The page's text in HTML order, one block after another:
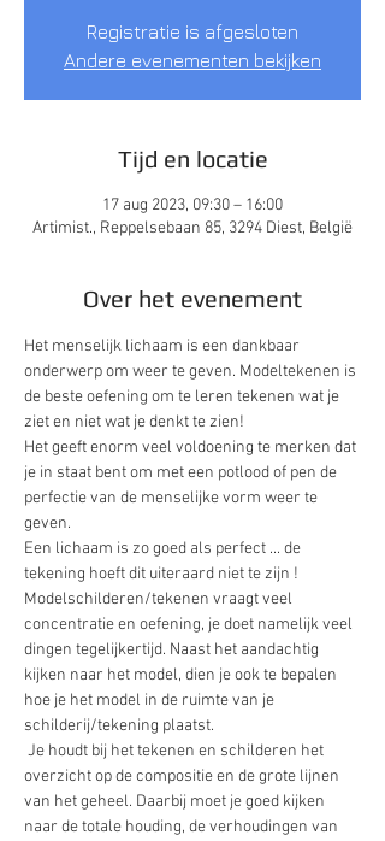
Registratie is afgesloten
Andere evenementen bekijken
Tijd en locatie
17 aug 2023, 09:30 – 16:00
Artimist., Reppelsebaan 85, 3294 Diest, België
Over het evenement
Het menselijk lichaam is een dankbaar
onderwerp om weer te geven. Modeltekenen is
de beste oefening om te leren tekenen wat je
ziet en niet wat je denkt te zien!
Het geeft enorm veel voldoening te merken dat
je in staat bent om met een potlood of pen de
perfectie van de menselijke vorm weer te
geven.
Een lichaam is zo goed als perfect ... de
tekening hoeft dit uiteraard niet te zijn !
Modelschilderen/tekenen vraagt veel
concentratie en oefening, je doet namelijk veel
dingen tegelijkertijd. Naast het aandachtig
kijken naar het model, dien je ook te bepalen
hoe je het model in de ruimte van je
schilderij/tekening plaatst.
Je houdt bij het tekenen en schilderen het
overzicht op de compositie en de grote lijnen
van het geheel. Daarbij moet je goed kijken
naar de totale houding, de verhoudingen van